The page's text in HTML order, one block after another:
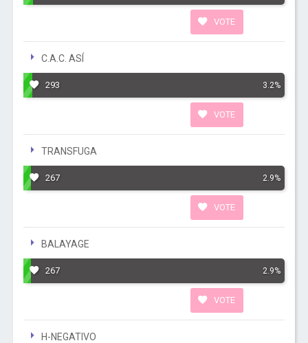
VOTE
C.A.C. ASÍ
293 3.2%
VOTE
TRANSFUGA
267 2.9%
VOTE
BALAYAGE
267 2.9%
VOTE
H-NEGATIVO